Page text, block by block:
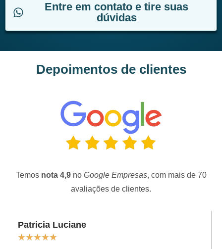
Entre em contato e tire suas
dúvidas
Depoimentos de clientes
Temos nota 4,9 no Google Empresas, com mais de 70
avaliações de clientes.
Patricia Luciane
★★★★★